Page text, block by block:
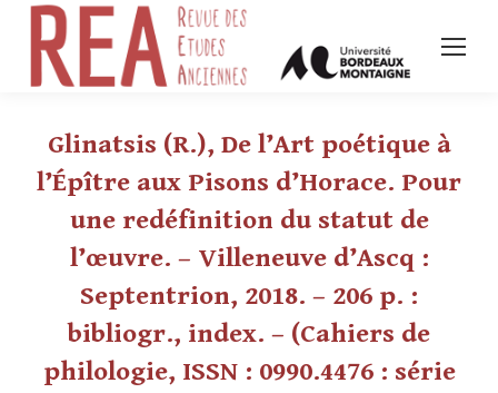
Glinatsis (R.), De l’Art poétique à
l’Épître aux Pisons d’Horace. Pour
une redéfinition du statut de
l’œuvre. – Villeneuve d’Ascq :
Septentrion, 2018. – 206 p. :
bibliogr., index. – (Cahiers de
philologie, ISSN : 0990.4476 : série